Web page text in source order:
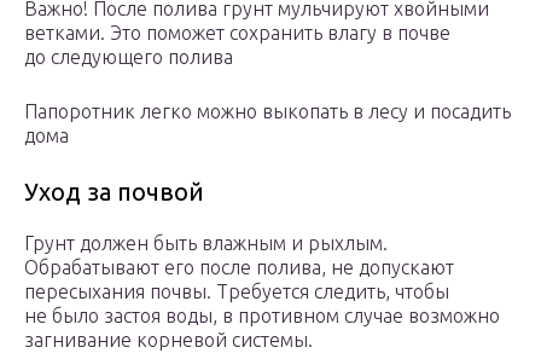
Важно! После полива грунт мульчируют хвойными
ветками. Это поможет сохранить влагу в почве
до следующего полива
Папоротник легко можно выкопать в лесу и посадить
дома
Уход за почвой
Грунт должен быть влажным и рыхлым.
Обрабатывают его после полива, не допускают
пересыхания почвы. Требуется следить, чтобы
не было застоя воды, в противном случае возможно
загнивание корневой системы.